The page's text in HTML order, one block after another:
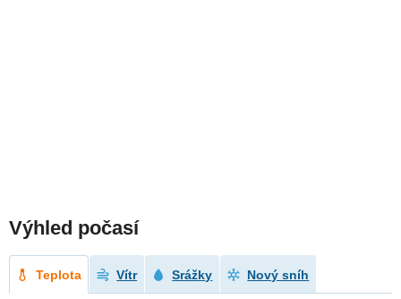
Výhled počasí
Teplota Vítr Srážky Nový sníh